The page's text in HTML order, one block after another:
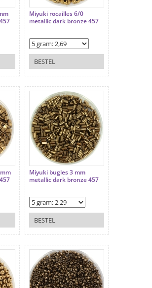
Miyuki rocailles 6/0
metallic dark bronze 457
BESTEL
Miyuki bugles 3 mm
metallic dark bronze 457
BESTEL